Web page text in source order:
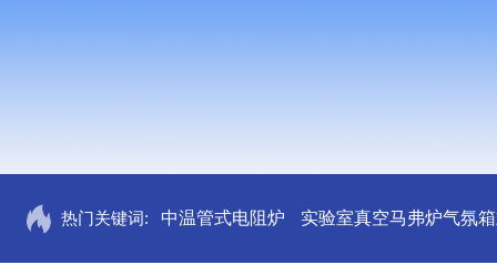
热门关键词: 中温管式电阻炉 实验室真空马弗炉气氛